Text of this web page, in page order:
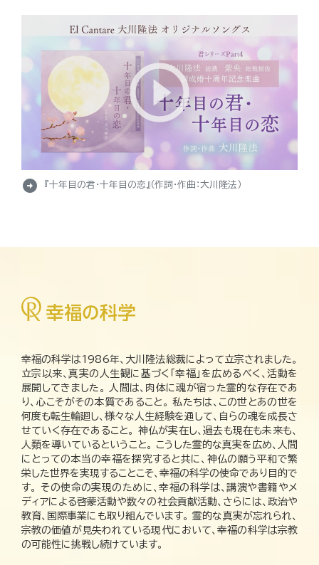
arrow_circle_right 『十年目の君・十年目の恋』（作詞・作曲：大川隆法）
幸福の科学は1986年、大川隆法総裁によって立宗されました。
立宗以来、真実の人生観に基づく「幸福」を広めるべく、活動を
展開してきました。 人間は、肉体に魂が宿った霊的な存在であ
り、心こそがその本質であること。 私たちは、この世とあの世を
何度も転生輪廻し、様々な人生経験を通して、自らの魂を成長さ
せていく存在であること。 神仏が実在し、過去も現在も未来も、
人類を導いているということ。 こうした霊的な真実を広め、人間
にとっての本当の幸福を探究すると共に、神仏の願う平和で繁
栄した世界を実現することこそ、幸福の科学の使命であり目的で
す。 その使命の実現のために、幸福の科学は、講演や書籍やメ
ディアによる啓蒙活動や数々の社会貢献活動、さらには、政治や
教育、国際事業にも取り組んでいます。 霊的な真実が忘れられ、
宗教の価値が見失われている現代において、幸福の科学は宗教
の可能性に挑戦し続けています。